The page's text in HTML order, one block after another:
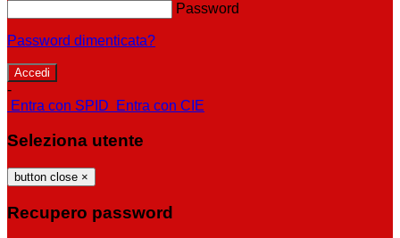
Password
Password dimenticata?
-
Entra con SPID
Entra con CIE
Seleziona utente
button close ×
Recupero password